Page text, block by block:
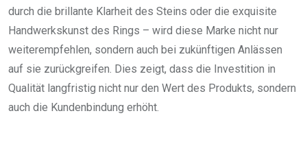
durch die brillante Klarheit des Steins oder die exquisite
Handwerkskunst des Rings – wird diese Marke nicht nur
weiterempfehlen, sondern auch bei zukünftigen Anlässen
auf sie zurückgreifen. Dies zeigt, dass die Investition in
Qualität langfristig nicht nur den Wert des Produkts, sondern
auch die Kundenbindung erhöht.